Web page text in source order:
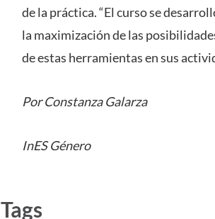
de la práctica. “El curso se
la maximización de las
de estas herramientas en sus
Por Constanza Galarza
InES Género
Tags